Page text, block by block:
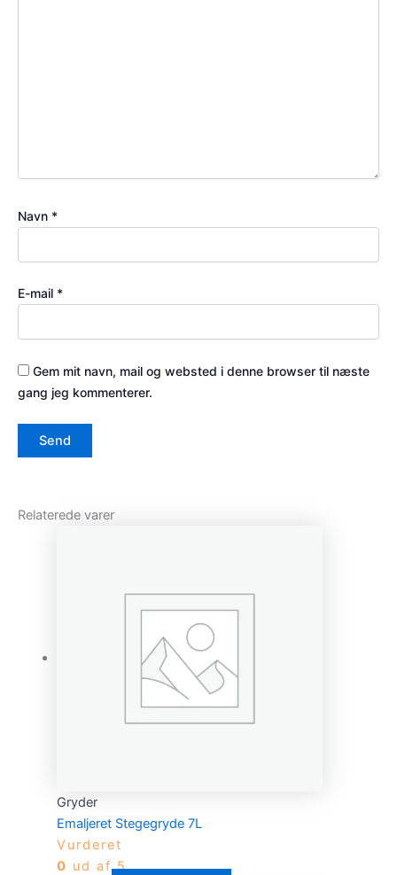
Navn *
E-mail *
Gem mit navn, mail og websted i denne browser til næste
gang jeg kommenterer.
Relaterede varer
Gryder
Emaljeret Stegegryde 7L
Vurderet
0 ud af 5